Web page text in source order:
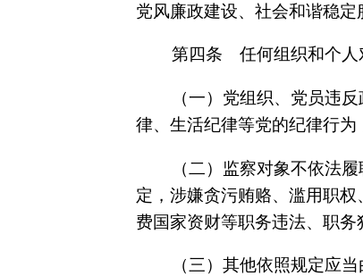
党风廉政建设、社会和谐稳定
第四条 任何组织和个人
（一）党组织、党员违
律、生活纪律等党的纪律行为
（二）监察对象不依法
定，涉嫌贪污贿赂、滥用职
费国家资财等职务违法、职务
（三）其他依照规定应